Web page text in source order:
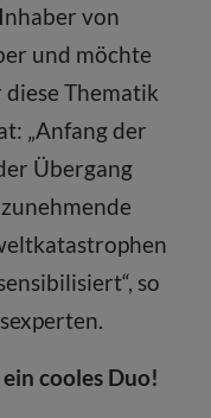
von
und möchte
Thematik
„Anfang der
Übergang
so
cooles Duo!